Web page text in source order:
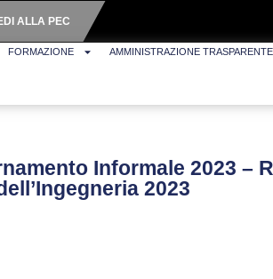
ALLA PEC
FORMAZIONE AMMINISTRAZIONE TRASPARENTE
Informale 2023 –
2023